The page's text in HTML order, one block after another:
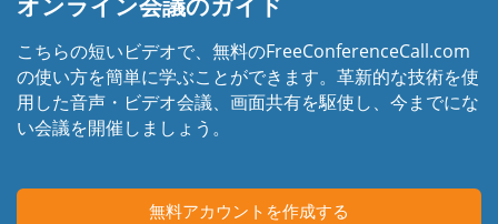
こちらの短いビデオで、無料のFreeConferenceCall.com
の使い方を簡単に学ぶことができます。革新的な技術を使
用した音声・ビデオ会議、画面共有を駆使し、今までにな
い会議を開催しましょう。
無料アカウントを作成する